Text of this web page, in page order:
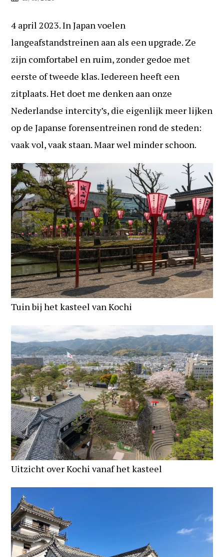
4 april 2023. In Japan voelen
langeafstandstreinen aan als een upgrade. Ze
zijn comfortabel en ruim, zonder gedoe met
eerste of tweede klas. Iedereen heeft een
zitplaats. Het doet me denken aan onze
Nederlandse intercity’s, die eigenlijk meer lijken
op de Japanse forensentreinen rond de steden:
vaak vol, vaak staan. Maar wel minder schoon.
Tuin bij het kasteel van Kochi
Uitzicht over Kochi vanaf het kasteel